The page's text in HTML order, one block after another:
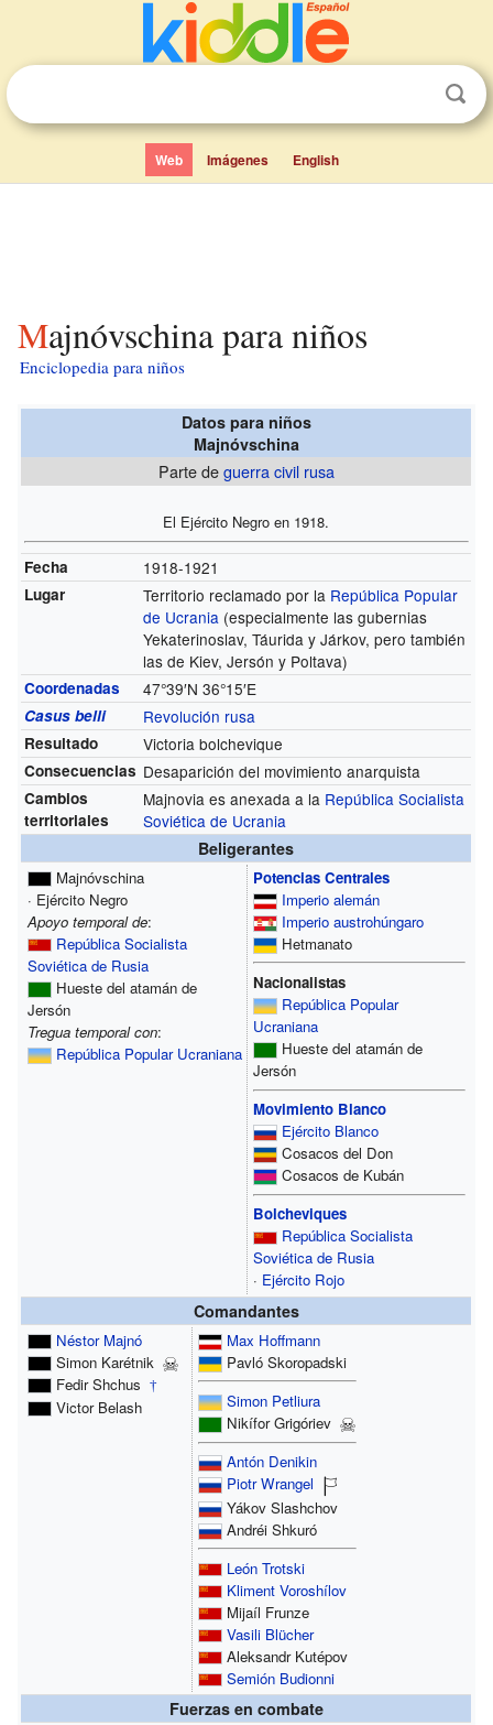
Web Imágenes English
Majnóvschina para niños
Enciclopedia para niños
Datos para niños
Majnóvschina
Parte deguerra civil rusa
El Ejército Negro en 1918.
Fecha 1918-1921
Lugar Territorio reclamado por la República Popular
de Ucrania (especialmente las gubernias
Yekaterinoslav, Táurida y Járkov, pero también
las de Kiev, Jersón y Poltava)
Coordenadas 47°39′N 36°15′E
Casus belli Revolución rusa
Resultado Victoria bolchevique
Consecuencias Desaparición del movimiento anarquista
Cambios
territoriales
Majnovia es anexada a la República Socialista
Soviética de Ucrania
Beligerantes
Majnóvschina
· Ejército Negro
Apoyo temporal de:
República Socialista
Soviética de Rusia
Hueste del atamán de
Jersón
Tregua temporal con:
República Popular Ucraniana
Potencias Centrales
Imperio alemán
Imperio austrohúngaro
Hetmanato
Nacionalistas
República Popular
Ucraniana
Hueste del atamán de
Jersón
Movimiento Blanco
Ejército Blanco
Cosacos del Don
Cosacos de Kubán
Bolcheviques
República Socialista
Soviética de Rusia
· Ejército Rojo
Comandantes
Néstor Majnó
Simon Karétnik
Fedir Shchus †
Victor Belash
Max Hoffmann
Pavló Skoropadski
Simon Petliura
Nikífor Grigóriev
Antón Denikin
Piotr Wrangel
Yákov Slashchov
Andréi Shkuró
León Trotski
Kliment Voroshílov
Mijaíl Frunze
Vasili Blücher
Aleksandr Kutépov
Semión Budionni
Fuerzas en combate